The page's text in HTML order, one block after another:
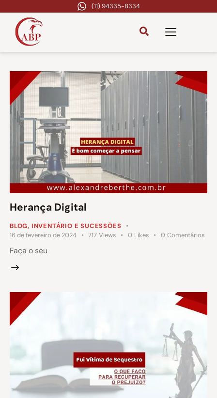
(11) 94335-8334
Herança Digital
BLOG, INVENTÁRIO E SUCESSÕES
16 de fevereiro de 2024
717 Views 0 Likes 0 Comentários
Faça o seu